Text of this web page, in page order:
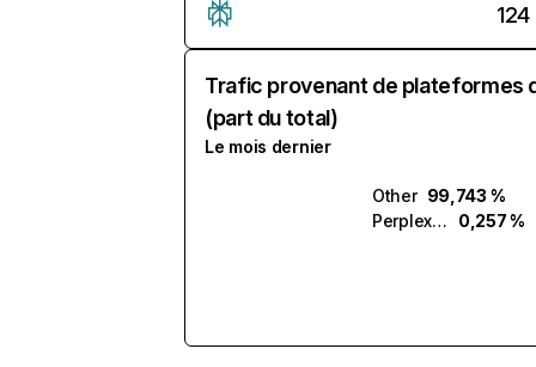
124
Trafic provenant de plateformes
(part du total)
Le mois dernier
Other 99,743 %
Perplexity
0,257 %